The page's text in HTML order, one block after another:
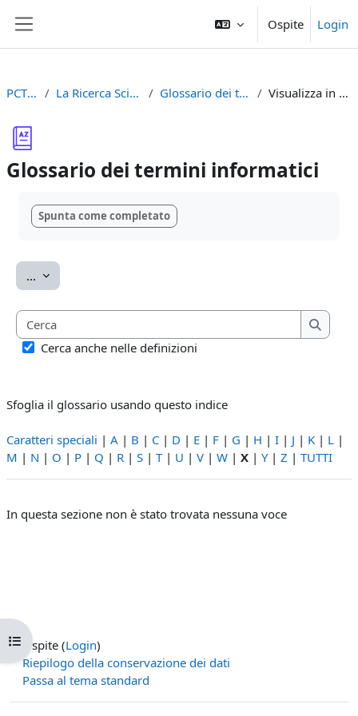
Ospite Login
Apri indice del corso
PCTO2023 La Ricerca Scientifica e Internet Glossario dei termini informatici Visualizza in ordine alfabetico
Glossario dei termini informatici
Spunta come completato
... Esporta voci
Cerca
Cerca
Cerca anche nelle definizioni
Sfoglia il glossario usando questo indice
Caratteri speciali | A | B | C | D | E | F | G | H | I | J | K | L |
M | N | O | P | Q | R | S | T| U | V | W | X | Y| Z | TUTTI
In questa sezione non è stato trovata nessuna voce
Ospite (Login)
Riepilogo della conservazione dei dati
Passa al tema standard